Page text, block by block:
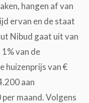
hangen af van
ervan en de staat
Nibud gaat uit van
van de
huizenprijs van €
aan
maand. Volgens